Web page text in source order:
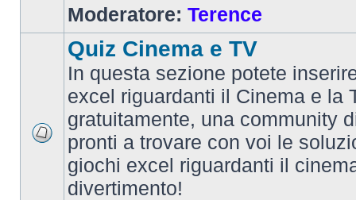
Moderatore: Terence
Quiz Cinema e TV
In questa sezione potete
excel riguardanti il Cinema e la
gratuitamente, una community
pronti a trovare con voi le
giochi excel riguardanti il
divertimento!